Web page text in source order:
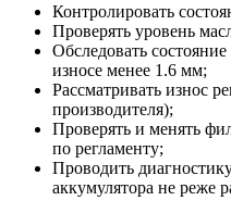
Контролировать
Проверять уровень
Обследовать
износе менее 1.6 мм;
Рассматривать износ
производителя);
Проверять и менять
по регламенту;
Проводить
аккумулятора не реже